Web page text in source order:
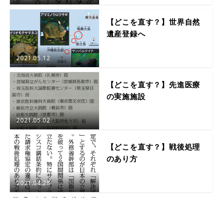
2021.05.12
【どこを直す？】世界自然
遺産登録へ
2021.05.02
【どこを直す？】先進医療
の実施施設
2021.04.28
【どこを直す？】戦後処理
のあり方